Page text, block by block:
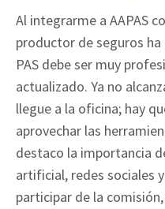
Al integrarme a AAPAS
productor de seguros
PAS debe ser muy
actualizado. Ya no
llegue a la oficina; hay
aprovechar las
destaco la importancia
artificial, redes sociales
participar de la